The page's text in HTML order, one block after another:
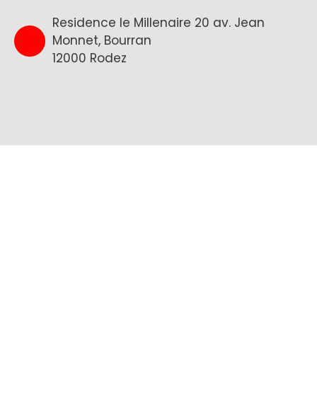
Residence le Millenaire 20 av. Jean
Monnet, Bourran
12000 Rodez